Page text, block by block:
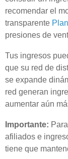
recomendar el
transparente
presiones de
Tus ingresos
que su red de
se expande
red generan
aumentar aún
Importante:
afiliados e
tiene que